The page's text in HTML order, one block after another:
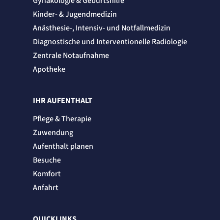
Kinder- & Jugendmedizin
Anästhesie-, Intensiv- und Notfallmedizin
Diagnostische und Interventionelle Radiologie
Zentrale Notaufnahme
Apotheke
IHR AUFENTHALT
Pflege & Therapie
Zuwendung
Aufenthalt planen
Besuche
Komfort
Anfahrt
Session
Einverständnis-Cookie
Name:
Speichert den Zustimmungsstatus des Benutzers für Cookies auf der aktuellen
Domäne.
STATISTIK
Statistik Cookies erfassen Informationen
anonym. Diese Informationen helfen uns
zu verstehen, wie unsere Besucher unsere
Website nutzen.
Matelso Telefontracking